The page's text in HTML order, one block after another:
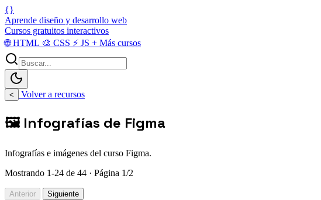
{}
Aprende diseño y desarrollo web
Cursos gratuitos interactivos
🌐HTML 🎨 CSS ⚡ JS + Más cursos
< Volver a recursos
🖼️ Infografías de Figma
Infografías e imágenes del curso Figma.
Mostrando 1-24 de 44 · Página 1/2
Anterior Siguiente